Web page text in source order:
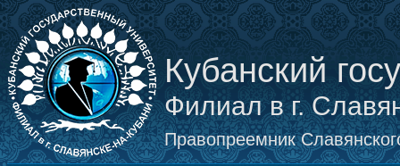
Кубанский
Филиал в г.
Правопреемник